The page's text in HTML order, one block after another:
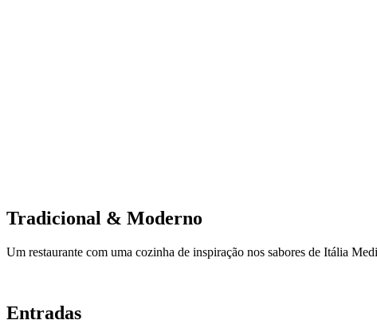
Tradicional & Moderno
Um restaurante com uma cozinha de inspiração nos sabores de Itália
Entradas